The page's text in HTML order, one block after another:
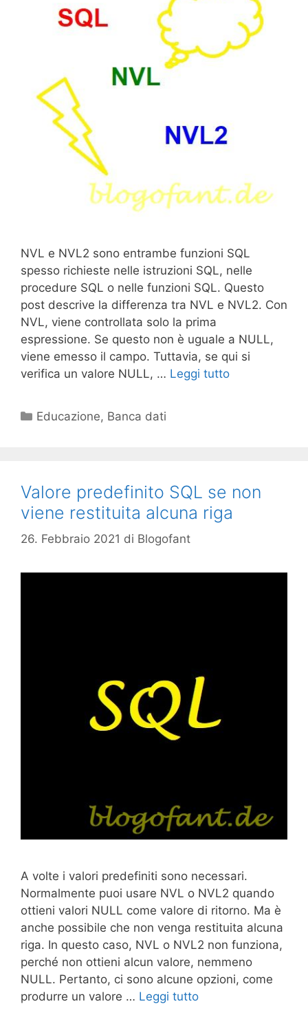
NVL e NVL2 sono entrambe funzioni SQL
spesso richieste nelle istruzioni SQL, nelle
procedure SQL o nelle funzioni SQL. Questo
post descrive la differenza tra NVL e NVL2. Con
NVL, viene controllata solo la prima
espressione. Se questo non è uguale a NULL,
viene emesso il campo. Tuttavia, se qui si
verifica un valore NULL, … Leggi tutto
Categorie
Educazione, Banca dati
Valore predefinito SQL se non
viene restituita alcuna riga
26. Febbraio 2021 di Blogofant
A volte i valori predefiniti sono necessari.
Normalmente puoi usare NVL o NVL2 quando
ottieni valori NULL come valore di ritorno. Ma è
anche possibile che non venga restituita alcuna
riga. In questo caso, NVL o NVL2 non funziona,
perché non ottieni alcun valore, nemmeno
NULL. Pertanto, ci sono alcune opzioni, come
produrre un valore … Leggi tutto